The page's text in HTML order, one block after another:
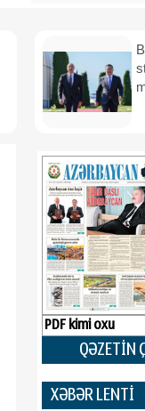
PDF kimi oxu
QƏZETİN
XƏBƏR LENTİ